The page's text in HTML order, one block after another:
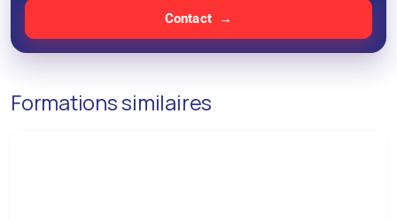
Contact
Formations similaires